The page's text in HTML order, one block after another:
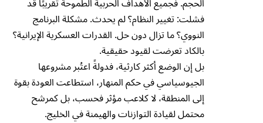
فشلت: تغيير النظام؟ لم يحدث. مشكلة البرنامج
النووي؟ ما تزال دون حل. القدرات العسكرية الإيرانية؟
بالكاد تعرضت لقيود حقيقية.
بل إن الوضع أكثر كارثية، فدولةً اعتُبر مشروعها
الجيوسياسي في حكم المنهار، استطاعت العودة بقوة
إلى المنطقة، لا كلاعب مؤثر فحسب، بل كمرشح
محتمل لقيادة التوازنات والهيمنة في الخليج.